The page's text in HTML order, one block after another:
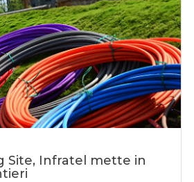
Site, Infratel mette in